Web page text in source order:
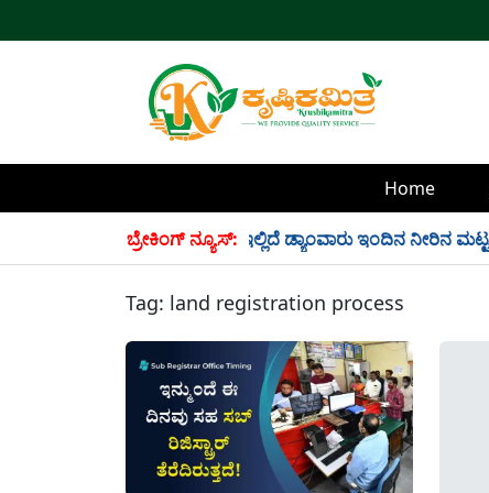
Home
ಬ್ರೇಕಿಂಗ್ ನ್ಯೂಸ್:
34 TMC ನೀರು ಸಂಗ್ರಹ! ಇಲ್ಲಿದೆ ಡ್ಯಾಂವಾರು ಇಂದಿನ ನೀರಿನ ಮಟ್ಟ!
Tag: land registration process